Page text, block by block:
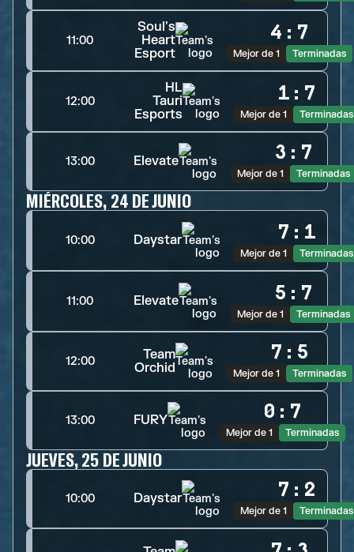
11:00
Soul's
Heart
Esport
4 : 7
Mejor de 1 Terminadas
12:00
HL
Tauri
Esports
1 : 7
Mejor de 1 Terminadas
13:00 Elevate 3 : 7
Mejor de 1 Terminadas
MIÉRCOLES, 24 DE JUNIO
10:00 Daystar 7 : 1
Mejor de 1 Terminadas
11:00 Elevate 5 : 7
Mejor de 1 Terminadas
12:00
Team
Orchid
7 : 5
Mejor de 1 Terminadas
13:00 FURY 0 : 7
Mejor de 1 Terminadas
JUEVES, 25 DE JUNIO
10:00 Daystar 7 : 2
Mejor de 1 Terminadas